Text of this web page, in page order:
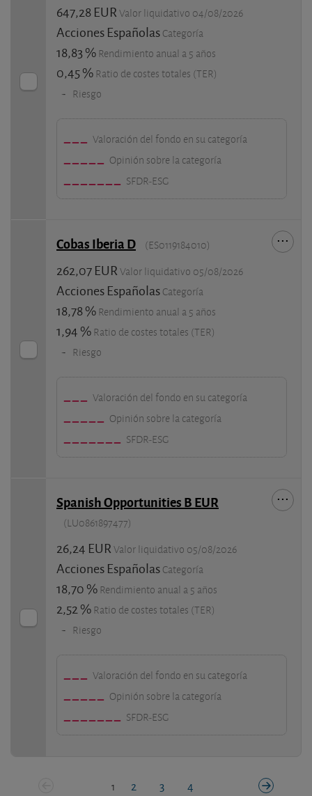
647,28 EUR Valor liquidativo 04/08/2026
Acciones Españolas Categoría
18,83 % Rendimiento anual a 5 años
0,45 % Ratio de costes totales (TER)
- Riesgo
Valoración del fondo en su categoría
Opinión sobre la categoría
SFDR-ESG
Cobas Iberia D (ES0119184010)
262,07 EUR Valor liquidativo 05/08/2026
Acciones Españolas Categoría
18,78 % Rendimiento anual a 5 años
1,94 % Ratio de costes totales (TER)
- Riesgo
Valoración del fondo en su categoría
Opinión sobre la categoría
SFDR-ESG
Spanish Opportunities B EUR
(LU0861897477)
26,24 EUR Valor liquidativo 05/08/2026
Acciones Españolas Categoría
18,70 % Rendimiento anual a 5 años
2,52 % Ratio de costes totales (TER)
- Riesgo
Valoración del fondo en su categoría
Opinión sobre la categoría
SFDR-ESG
1 2 3 4